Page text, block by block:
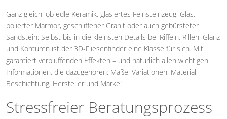
Ganz gleich, ob edle Keramik, glasiertes Feinsteinzeug, Glas,
polierter Marmor, geschliffener Granit oder auch gebürsteter
Sandstein: Selbst bis in die kleinsten Details bei Riffeln, Rillen, Glanz
und Konturen ist der 3D-Fliesenfinder eine Klasse für sich. Mit
garantiert verblüffenden Effekten – und natürlich allen wichtigen
Informationen, die dazugehören: Maße, Variationen, Material,
Beschichtung, Hersteller und Marke!
Stressfreier Beratungsprozess